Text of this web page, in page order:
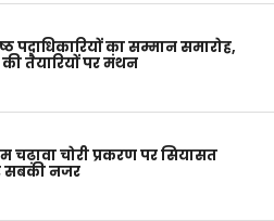
पदाधिकारियों का सम्मान समारोह,
तैयारियों पर मंथन
चढ़ावा चोरी प्रकरण पर सियासत
सबकी नजर